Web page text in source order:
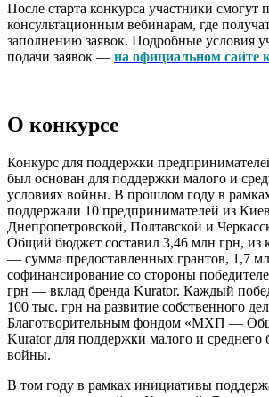
После старта конкурса участники смогут
консультационным вебинарам, где
заполнению заявок. Подробные условия
подачи заявок — на официальном сайте
О конкурсе
Конкурс для поддержки
был основан для поддержки малого и
условиях войны. В прошлом году в
поддержали 10 предпринимателей из
Днепропетровской, Полтавской и
Общий бюджет составил 3,46 млн грн, из
— сумма предоставленных грантов, 1,7
софинансирование со стороны
грн — вклад бренда Kurator. Каждый
100 тыс. грн на развитие собственного
Благотворительным фондом «МХП —
Kurator для поддержки малого и среднего
войны.
В том году в рамках инициативы